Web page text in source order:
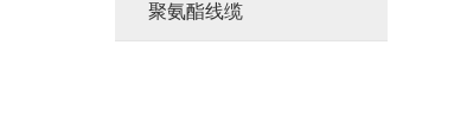
聚氨酯线缆